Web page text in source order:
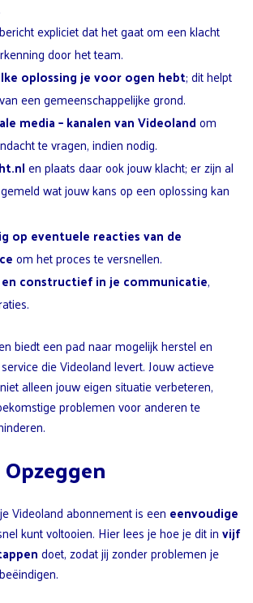
expliciet dat het gaat om een klacht
door het team.
oplossing je voor ogen hebt; dit helpt
een gemeenschappelijke grond.
media– kanalen van Videolandom
te vragen, indien nodig.
en plaats daar ook jouw klacht; er zijn al
wat jouw kans op een oplossing kan
op eventuele reacties van de
om het proces te versnellen.
constructief in je communicatie,
biedt een pad naar mogelijk herstel en
die Videoland levert. Jouw actieve
alleen jouw eigen situatie verbeteren,
problemen voor anderen te
Videoland abonnement is een eenvoudige
kunt voltooien. Hier lees je hoe je dit invijf
doet, zodat jij zonder problemen je